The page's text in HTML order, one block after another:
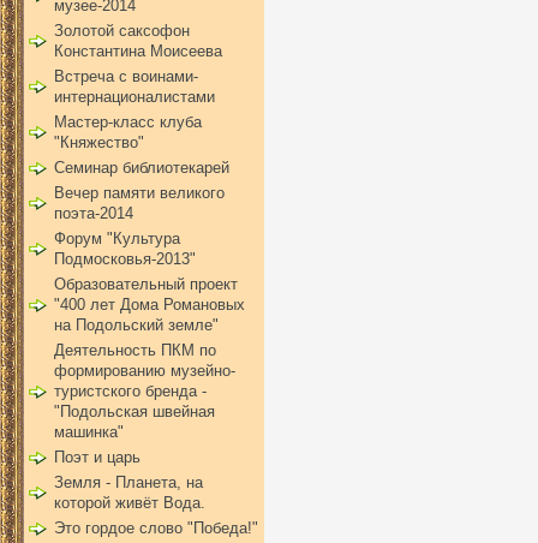
музее-2014
Золотой саксофон
Константина Моисеева
Встреча с воинами-
интернационалистами
Мастер-класс клуба
"Княжество"
Семинар библиотекарей
Вечер памяти великого
поэта-2014
Форум "Культура
Подмосковья-2013"
Образовательный проект
"400 лет Дома Романовых
на Подольский земле"
Деятельность ПКМ по
формированию музейно-
туристского бренда -
"Подольская швейная
машинка"
Поэт и царь
Земля - Планета, на
которой живёт Вода.
Это гордое слово "Победа!"